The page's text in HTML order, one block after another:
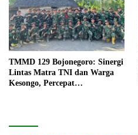
TMMD 129 Bojonegoro: Sinergi
Lintas Matra TNI dan Warga
Kesongo, Percepat